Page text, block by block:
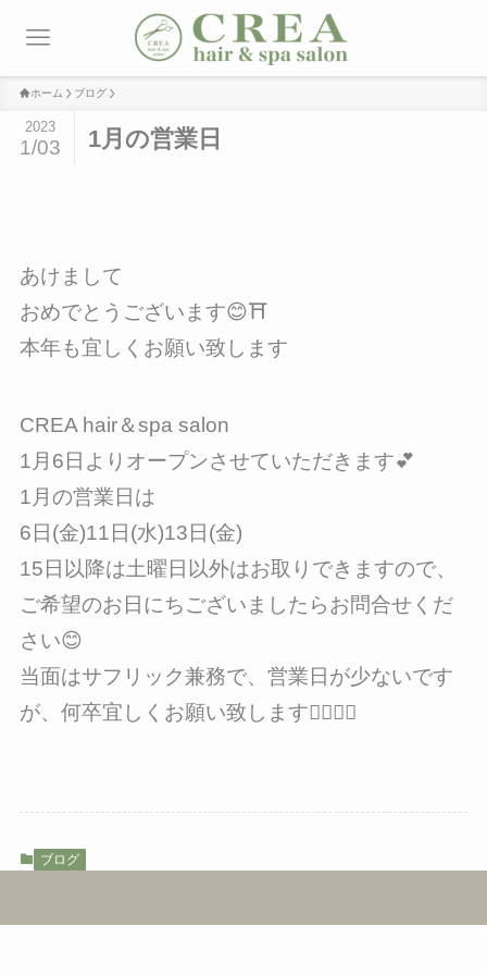
ホーム ブログ
1月の営業日
2023
1/03
あけまして
おめでとうございます😊⛩
本年も宜しくお願い致します
CREA hair＆spa salon
1月6日よりオープンさせていただきます💕
1月の営業日は
6日(金)11日(水)13日(金)
15日以降は土曜日以外はお取りできますので、
ご希望のお日にちございましたらお問合せくだ
さい😊
当面はサフリック兼務で、営業日が少ないです
が、何卒宜しくお願い致します🙇‍♀️🙇‍♀️
ブログ